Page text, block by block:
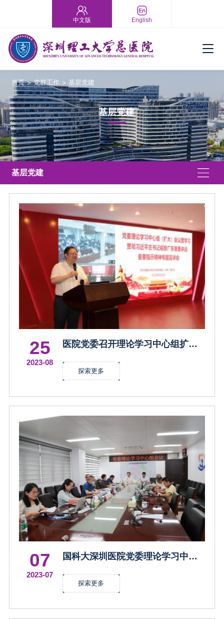
中文版 English
首页 > 党群工作 > 基层党建
基层党建
基层党建
25
2023-08
医院党委召开理论学习中心组扩大
广东重要讲话重要指示精神宣讲会
探索更多
07
2023-07
国科大深圳医院党委理论学习中心
探索更多